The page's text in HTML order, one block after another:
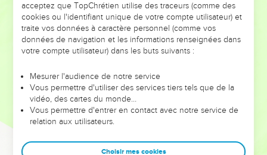
DE L’ANNÉE !
ET SI LEURS ERREURS POUVAIENT VOUS ÉVITER LES
VOTRES ?
leur foi ou leur vision. Mais on voit moins les doutes, les erreurs
et les saisons difficiles qu'ils ont traversés, alors même que ce
sont elles qui les ont façonnés.
Dans cette conférence, leaders, entrepreneurs, et responsables
clés pour avancer avec plus de sagesse afin que leurs erreurs
acceptez que TopChrétien utilise des traceurs (comme des
cookies ou l'identifiant unique de votre compte utilisateur) et
traite vos données à caractère personnel (comme vos
données de navigation et les informations renseignées dans
votre compte utilisateur) dans les buts suivants :
Mesurer l'audience de notre service
Vous permettre d'utiliser des services tiers tels que de la
vidéo, des cartes du monde…
Vous permettre d'entrer en contact avec notre service de
relation aux utilisateurs.
Choisir mes cookies